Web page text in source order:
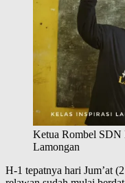
Ketua Rombel
Lamongan
H-1 tepatnya hari Jum’at